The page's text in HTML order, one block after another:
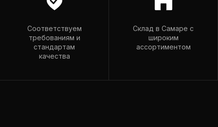
Соответствуем
требованиям и
стандартам
качества
Склад в Самаре с
широким
ассортиментом